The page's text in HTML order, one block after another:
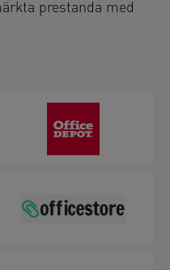
prestanda med
med
via enkel
För att förlänga
oljeark efter var